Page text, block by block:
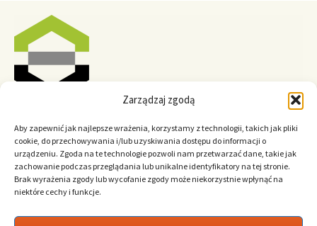
Zarządzaj zgodą
Aby zapewnić jak najlepsze wrażenia, korzystamy z technologii, takich jak pliki
cookie, do przechowywania i/lub uzyskiwania dostępu do informacji o
urządzeniu. Zgoda na te technologie pozwoli nam przetwarzać dane, takie jak
zachowanie podczas przeglądania lub unikalne identyfikatory na tej stronie.
Brak wyrażenia zgody lub wycofanie zgody może niekorzystnie wpłynąć na
niektóre cechy i funkcje.